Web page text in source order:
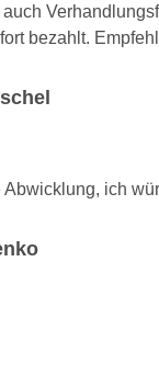
bezahlt.
ich